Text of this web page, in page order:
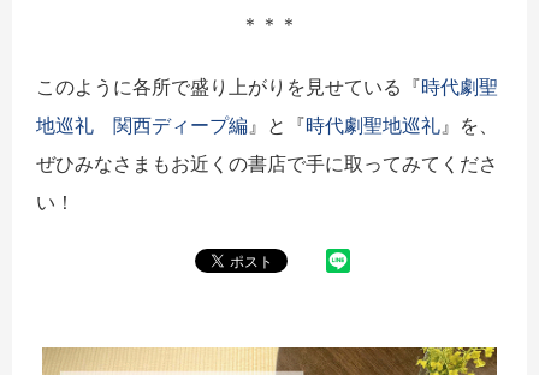
＊＊＊
このように各所で盛り上がりを見せている『時代劇聖
地巡礼 関西ディープ編 』と『時代劇聖地巡礼 』を、
ぜひみなさまもお近くの書店で手に取ってみてくださ
い！